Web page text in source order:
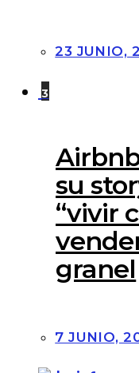
23 JUNIO,
3
su
“vivir
granel
7 JUNIO,